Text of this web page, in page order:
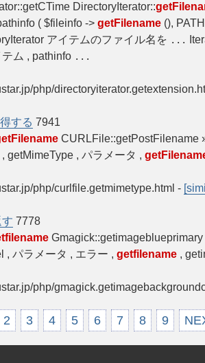
DirectoryIterator::
( $fileinfo -> getFilename (),
アイテムのファイル名を ...
ム , pathinfo ...
php/
する 7941
CURLFile::getPostFilename
getMimeType , パラメータ ,
php/curlfile.getmimetype.html -
7778
, パラメータ , エラー , getfilename ,
php/
2 3 4 5 6 7 8 9